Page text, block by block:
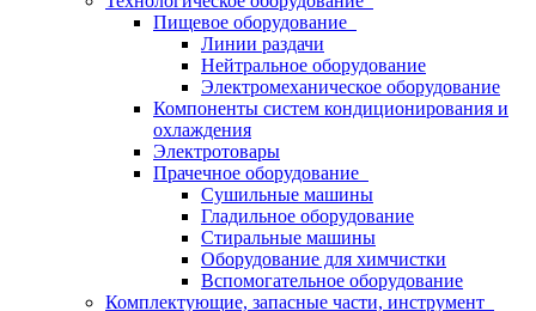
Пищевое оборудование
Линии раздачи
Нейтральное оборудование
Электромеханическое оборудование
Компоненты систем кондиционирования и
охлаждения
Электротовары
Прачечное оборудование
Сушильные машины
Гладильное оборудование
Стиральные машины
Оборудование для химчистки
Вспомогательное оборудование
Комплектующие, запасные части, инструмент